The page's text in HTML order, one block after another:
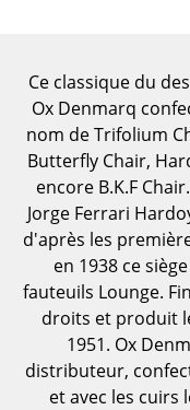
Rangements
Étagères &
Bibliothèques
Étagères
Buffets &
Meubles TV
Caissons
Ce classique du
Ox Denmarq
nom de Trifolium
Butterfly Chair,
encore B.K.F
Jorge Ferrari
d'après les
en 1938 ce
fauteuils Lounge.
droits et produit
1951. Ox
distributeur,
et avec les cuirs